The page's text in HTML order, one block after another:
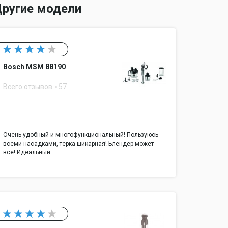
модели
Bosch MSM 88190
Всего отзывов 57
Очень удобный и многофункциональный! Пользуюсь
всеми насадками, терка шикарная! Блендер может
все! Идеальный.